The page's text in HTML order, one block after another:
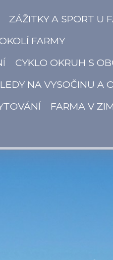
ZÁŽITKY A SPORT U
FARMY
CYKLO OKRUH S
NA VYSOČINU A
FARMA V